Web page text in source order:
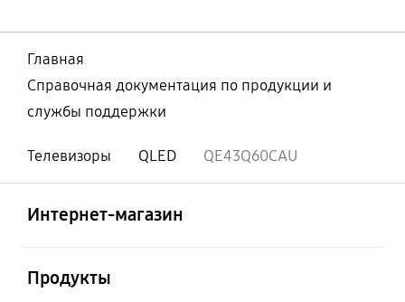
Главная
Справочная документация по продукции и
службы поддержки
Телевизоры QLED QE43Q60CAU
Интернет-магазин
Продукты